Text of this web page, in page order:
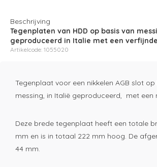
Beschrijving
Tegenplaten van HDD op basis van
geproduceerd in Italie met een
Artikelcode: 1055020
Tegenplaat voor een nikkelen AGB slot
messing, in Italië geproduceerd, met een
Deze brede tegenplaat heeft een totale
mm en is in totaal 222 mm hoog. De
44 mm.